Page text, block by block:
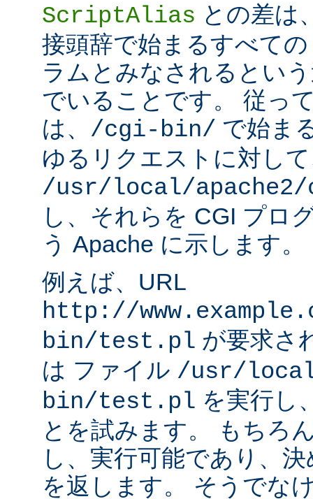
ScriptAlias との差は
接頭辞で始まるすべて
ラムとみなされるとい
でいることです。 従っ
は、 /cgi-bin/ で始ま
ゆるリクエストに対し
/usr/local/
し、それらを CGI プロ
う Apache に示します。
例えば、URL
http://
bin/test.pl が要求さ
は ファイル /usr/
bin/test.pl を実行し
とを試みます。 もちろ
し、実行可能であり、
を返します。 そうでな